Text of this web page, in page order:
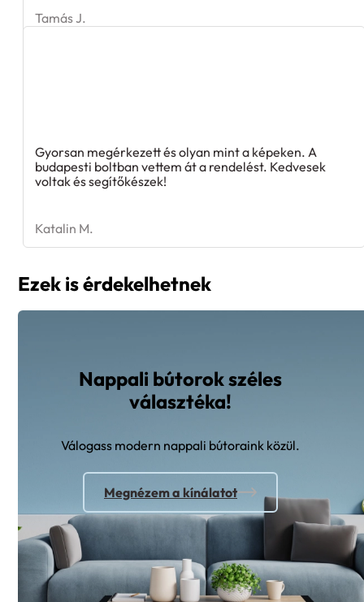
Tamás J.
Gyorsan megérkezett és olyan mint a képeken. A
budapesti boltban vettem át a rendelést. Kedvesek
voltak és segítőkészek!
Katalin M.
Ezek is érdekelhetnek
Nappali bútorok széles
választéka!
Válogass modern nappali bútoraink közül.
Megnézem a kínálatot